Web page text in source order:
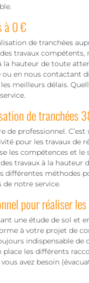
à 0 €
de tranchées
travaux compétents,
hauteur de toute
en nous contactant
meilleurs délais.
de tranchées
de professionnel.
pour les travaux de
les compétences et le
travaux à la
différentes méthodes
notre service.
pour réaliser
une étude de sol et
à votre projet de
indispensable
les différents
avez besoin